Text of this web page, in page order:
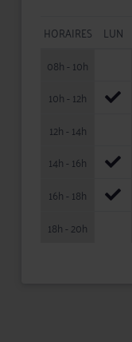
HORAIRES LUN
08h - 10h
10h - 12h
12h - 14h
14h - 16h
16h - 18h
18h - 20h